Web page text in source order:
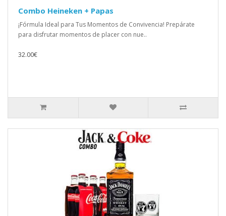
Combo Heineken + Papas
¡Fórmula Ideal para Tus Momentos de Convivencia! Prepárate
para disfrutar momentos de placer con nue..
32.00€